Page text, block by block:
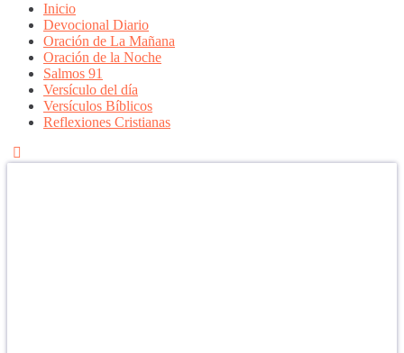
Inicio
Devocional Diario
Oración de La Mañana
Oración de la Noche
Salmos 91
Versículo del día
Versículos Bíblicos
Reflexiones Cristianas